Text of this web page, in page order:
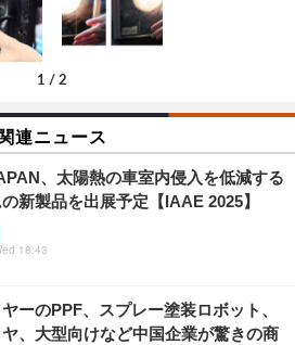
1 / 2
関連ニュース
、太陽熱の車室内侵入を低減する
新製品を出展予定【IAAE 2025】
18:43
ーのPPF、スプレー塗装ロボット、
、大型向けなど中国企業が驚きの商